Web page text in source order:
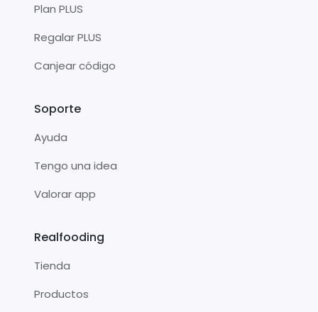
Plan PLUS
Regalar PLUS
Canjear código
Soporte
Ayuda
Tengo una idea
Valorar app
Realfooding
Tienda
Productos